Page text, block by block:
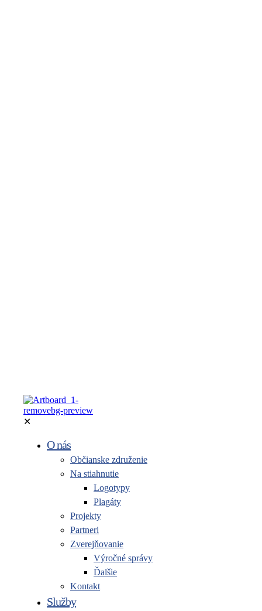
✕
O nás
Občianske združenie
Na stiahnutie
Logotypy
Plagáty
Projekty
Partneri
Zverejňovanie
Výročné správy
Ďalšie
Kontakt
Služby